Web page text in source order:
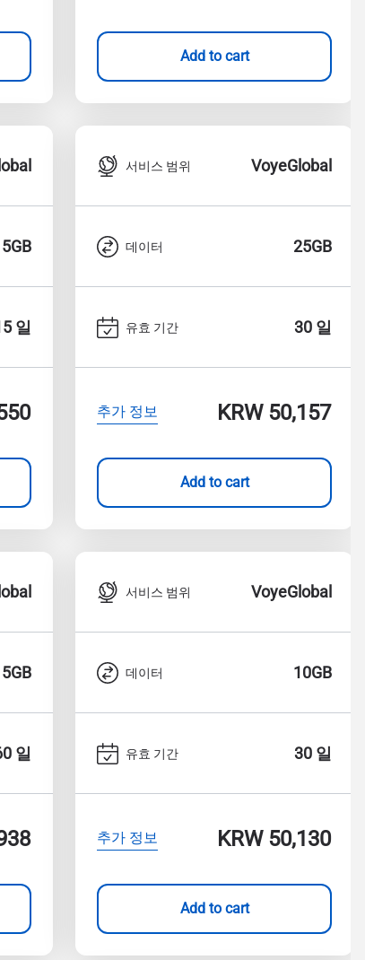
Add to cart
5GB
일
서비스 범위 VoyeGlobal
데이터 25GB
유효 기간 30 일
추가 정보 KRW 50,157
Add to cart
일
서비스 범위 VoyeGlobal
데이터 10GB
유효 기간 30 일
추가 정보 KRW 50,130
Add to cart